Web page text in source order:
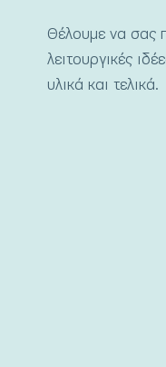
Θέλουμε να σας
λειτουργικές
υλικά και τελικά.